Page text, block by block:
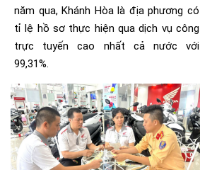
năm qua, Khánh Hòa là địa phương có
tỉ lệ hồ sơ thực hiện qua dịch vụ công
trực tuyến cao nhất cả nước với
99,31%.